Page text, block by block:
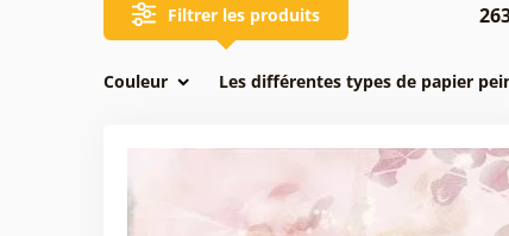
Filtrer les produits
Couleur Les différentes types de papier